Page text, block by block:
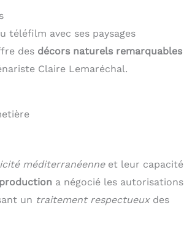
téléfilm avec ses paysages
des décors naturels remarquables
Claire Lemaréchal.
méditerranéenneet leur capacité
a négocié les autorisations
un traitement respectueuxdes